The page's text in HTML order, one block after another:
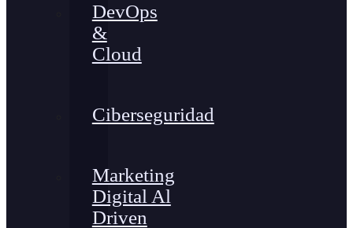
DevOps
&
Cloud
Ciberseguridad
Marketing
Digital Al
Driven